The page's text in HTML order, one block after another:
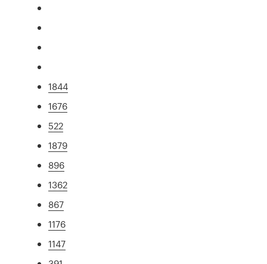
1844
1676
522
1879
896
1362
867
1176
1147